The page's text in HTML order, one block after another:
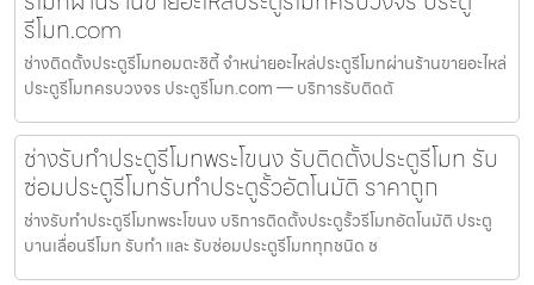
รีโมท.com
ช่างติดตั้งประตูรีโมทอมตะซิตี้ จำหน่ายอะไหล่ประตูรีโมทผ่านร้านขายอะไหล่
ประตูรีโมทครบวงจร ประตูรีโมท.com — บริการรับติดตั
ช่างรับทำประตูรีโมทพระโขนง รับติดตั้งประตูรีโมท รับ
ซ่อมประตูรีโมทรับทำประตูรั้วอัตโนมัติ ราคาถูก
ช่างรับทำประตูรีโมทพระโขนง บริการติดตั้งประตูรั้วรีโมทอัตโนมัติ ประตู
บานเลื่อนรีโมท รับทำ และ รับซ่อมประตูรีโมททุกชนิด ช